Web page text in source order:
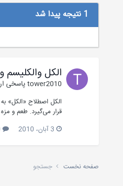
1 نتیجه پیدا شد
الکل
tower2010پاسخی
قرار می‌گیرد. طعم و
3 آبان، 2010
10 پاسخ
صفحه نخست جستجو